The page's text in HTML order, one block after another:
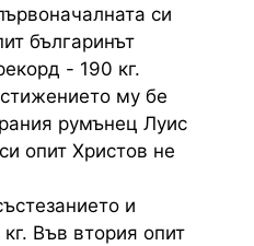
си
българинът
- 190 кг.
му бе
румънец Луис
опит Христов не
и
Във втория опит